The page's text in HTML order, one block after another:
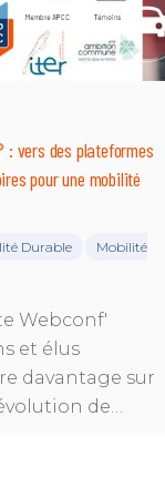
: vers des plateformes
pour une mobilité
Durable
Mobilité
Webconf'
et élus
davantage sur
de…